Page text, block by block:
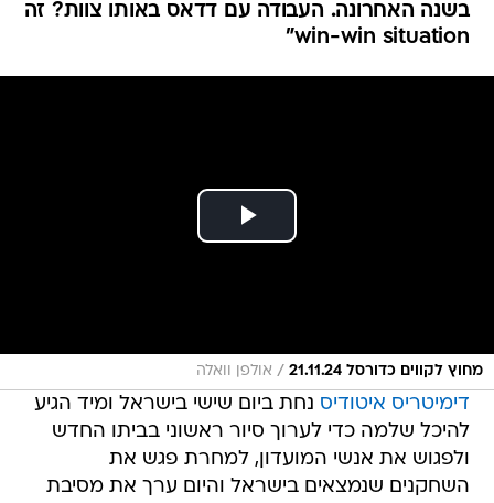
בשנה האחרונה. העבודה עם דדאס באותו צוות? זה
win-win situation"
מחוץ לקווים כדורסל 21.11.24 / אולפן וואלה
דימיטריס איטודיס נחת ביום שישי בישראל ומיד הגיע
להיכל שלמה כדי לערוך סיור ראשוני בביתו החדש
ולפגוש את אנשי המועדון, למחרת פגש את
השחקנים שנמצאים בישראל והיום ערך את מסיבת